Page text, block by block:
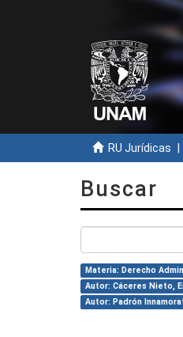
RU Jurídicas
Buscar
Materia: Derecho
Autor: Cáceres Nieto,
Autor: Padrón